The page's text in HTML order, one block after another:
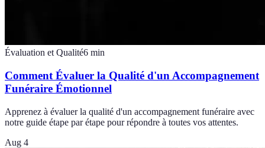
Évaluation et Qualité6 min
Comment Évaluer la Qualité d'un Accompagnement
Funéraire Émotionnel
Apprenez à évaluer la qualité d'un accompagnement funéraire avec
notre guide étape par étape pour répondre à toutes vos attentes.
Aug 4